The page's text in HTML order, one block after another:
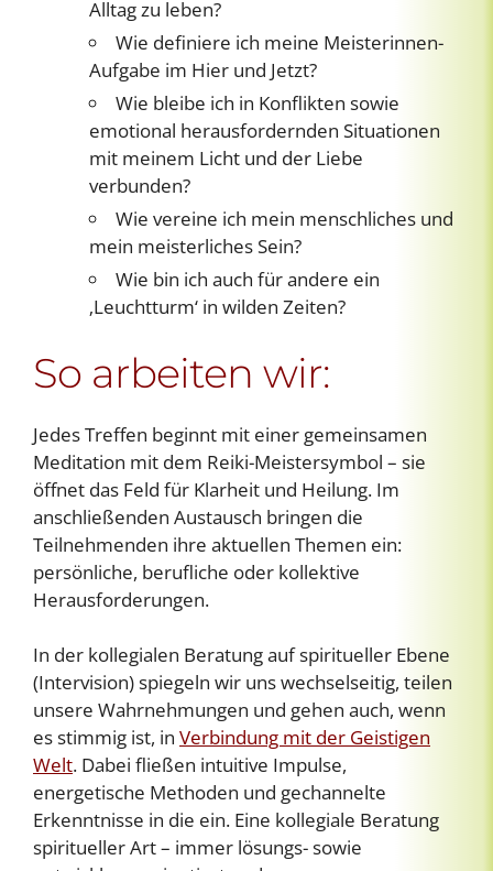
Alltag zu leben?
Wie definiere ich meine Meisterinnen-
Aufgabe im Hier und Jetzt?
Wie bleibe ich in Konflikten sowie
emotional herausfordernden Situationen
mit meinem Licht und der Liebe
verbunden?
Wie vereine ich mein menschliches und
mein meisterliches Sein?
Wie bin ich auch für andere ein
‚Leuchtturm‘ in wilden Zeiten?
So arbeiten wir:
Jedes Treffen beginnt mit einer gemeinsamen
Meditation mit dem Reiki-Meistersymbol – sie
öffnet das Feld für Klarheit und Heilung. Im
anschließenden Austausch bringen die
Teilnehmenden ihre aktuellen Themen ein:
persönliche, berufliche oder kollektive
Herausforderungen.
In der kollegialen Beratung auf spiritueller Ebene
(Intervision) spiegeln wir uns wechselseitig, teilen
unsere Wahrnehmungen und gehen auch, wenn
es stimmig ist, in Verbindung mit der Geistigen
Welt. Dabei fließen intuitive Impulse,
energetische Methoden und gechannelte
Erkenntnisse in die ein. Eine kollegiale Beratung
spiritueller Art – immer lösungs- sowie